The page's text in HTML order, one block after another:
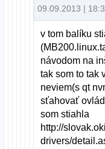
09.09.2013 |
v tom balíku
návodom na
tak som to tak
neviem(s qt
sťahovať
som stiahla
http://
drivers/